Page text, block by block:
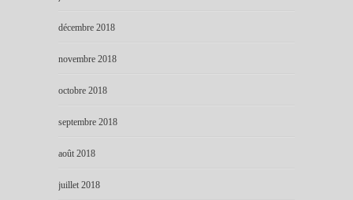
décembre 2018
novembre 2018
octobre 2018
septembre 2018
août 2018
juillet 2018